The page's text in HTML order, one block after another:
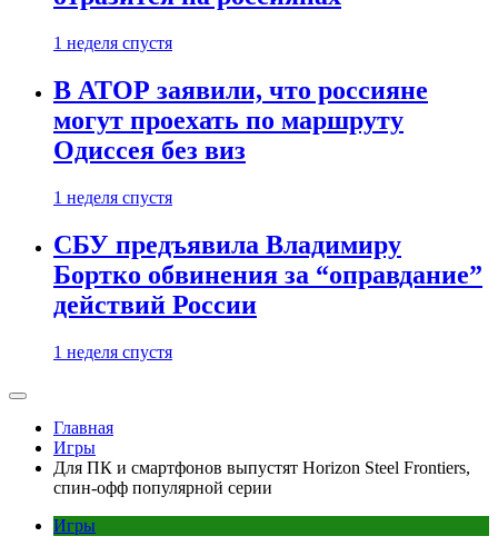
1 неделя спустя
В АТОР заявили, что россияне
могут проехать по маршруту
Одиссея без виз
1 неделя спустя
СБУ предъявила Владимиру
Бортко обвинения за “оправдание”
действий России
1 неделя спустя
Главная
Игры
Для ПК и смартфонов выпустят Horizon Steel Frontiers,
спин-офф популярной серии
Игры